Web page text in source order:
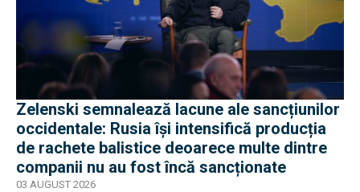
Zelenski semnalează lacune ale sancțiunilor
occidentale: Rusia își intensifică producția
de rachete balistice deoarece multe dintre
companii nu au fost încă sancționate
03 AUGUST 2026